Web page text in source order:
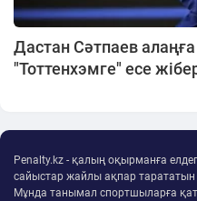
Дастан Сәтпаев
"Тоттенхэмге" есе
Penalty.kz - қалың оқырманға
сайыстар жайлы ақпар тарататын
Мұнда танымал спортшыларға